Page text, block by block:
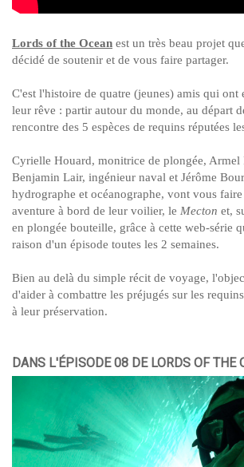
Lords of the Ocean est un très beau projet
décidé de soutenir et de vous faire partager.
C'est l'histoire de quatre (jeunes) amis qui ont
leur rêve : partir autour du monde, au départ
rencontre des 5 espèces de requins réputées
Cyrielle Houard, monitrice de plongée, Armel
Benjamin Lair, ingénieur naval et Jérôme
hydrographe et océanographe, vont vous faire
aventure à bord de leur voilier, le Mecton et,
en plongée bouteille, grâce à cette web-série
raison d'un épisode toutes les 2 semaines.
Bien au delà du simple récit de voyage,
d'aider à combattre les préjugés sur les
à leur préservation.
DANS L'ÉPISODE 08 DE LORDS OF THE